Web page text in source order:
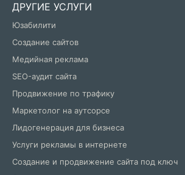
ДРУГИЕ УСЛУГИ
Юзабилити
Создание сайтов
Медийная реклама
SEO-аудит сайта
Продвижение по трафику
Маркетолог на аутсорсе
Лидогенерация для бизнеса
Услуги рекламы в интернете
Создание и продвижение сайта под ключ